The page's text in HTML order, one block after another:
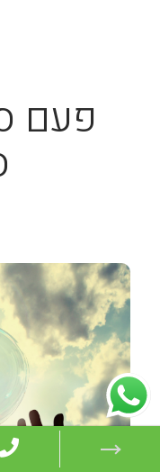
פעם